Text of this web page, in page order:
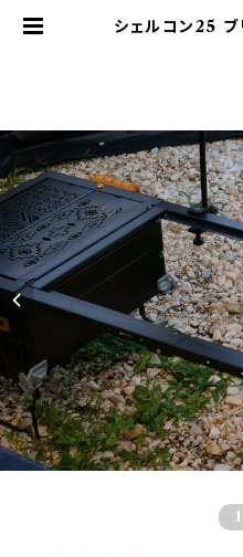
シェルコン25 ブリッジアイアンフレ
1